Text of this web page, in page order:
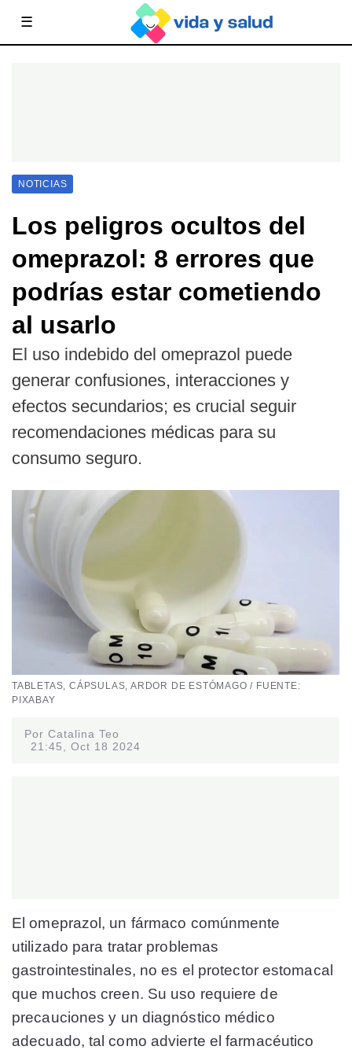
☰
NOTICIAS
Los peligros ocultos del
omeprazol: 8 errores que
podrías estar cometiendo
al usarlo
El uso indebido del omeprazol puede
generar confusiones, interacciones y
efectos secundarios; es crucial seguir
recomendaciones médicas para su
consumo seguro.
TABLETAS, CÁPSULAS, ARDOR DE ESTÓMAGO / FUENTE:
PIXABAY
Por Catalina Teo
21:45, Oct 18 2024
El omeprazol, un fármaco comúnmente
utilizado para tratar problemas
gastrointestinales, no es el protector estomacal
que muchos creen. Su uso requiere de
precauciones y un diagnóstico médico
adecuado, tal como advierte el farmacéutico